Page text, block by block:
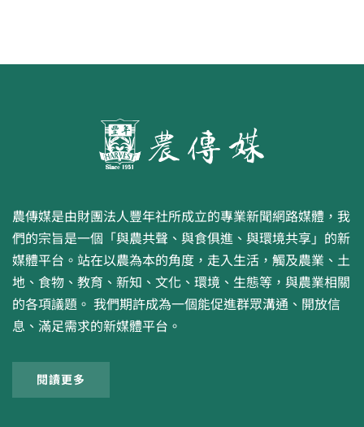
農傳媒是由財團法人豐年社所成立的專業新聞網路媒體，我
們的宗旨是一個「與農共聲、與食俱進、與環境共享」的新
媒體平台。站在以農為本的角度，走入生活，觸及農業、土
地、食物、教育、新知、文化、環境、生態等，與農業相關
的各項議題。 我們期許成為一個能促進群眾溝通、開放信
息、滿足需求的新媒體平台。
閱讀更多